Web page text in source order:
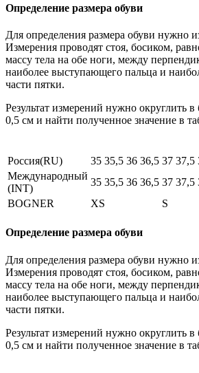
Определение размера обуви
Для определения размера обуви нужно
Измерения проводят стоя, босиком,
массу тела на обе ноги, между
наиболее выступающего пальца и
части пятки.
Результат измерений нужно округлить
0,5 см и найти полученное значение в
Россия(RU) 35 35,5 36 36,5 37 37,5
Международный
(INT)
35 35,5 36 36,5 37 37,5
BOGNER
XS S
Определение размера обуви
Для определения размера обуви нужно
Измерения проводят стоя, босиком,
массу тела на обе ноги, между
наиболее выступающего пальца и
части пятки.
Результат измерений нужно округлить
0,5 см и найти полученное значение в